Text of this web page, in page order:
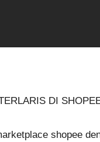
DI
shopee